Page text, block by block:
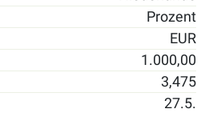
Prozent
EUR
1.000,00
3,475
27.5.